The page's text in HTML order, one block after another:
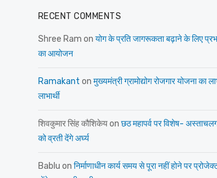
RECENT COMMENTS
Shree Ram on योग के प्रति जागरूकता बढ़ाने के लिए
का आयोजन
Ramakant on मुख्यमंत्री ग्रामोद्योग रोजगार योजना का
लाभार्थी
शिवकुमार सिंह कौशिकेयon छठ महापर्व पर विशेष-
को व्रती देंगे अर्घ्य
Bablu on निर्माणाधीन कार्य समय से पूरा नहीं होने पर